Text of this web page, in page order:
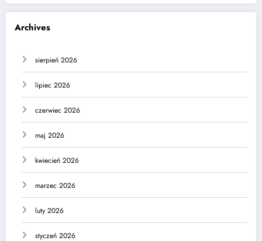
Archives
sierpień 2026
lipiec 2026
czerwiec 2026
maj 2026
kwiecień 2026
marzec 2026
luty 2026
styczeń 2026